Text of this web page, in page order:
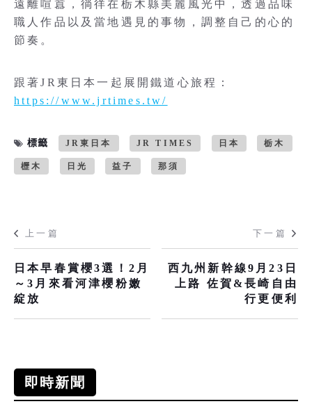
遠離喧囂，徜徉在栃木縣美麗風光中，透過品味
職人作品以及當地遇見的事物，調整自己的心的
節奏。
跟著JR東日本一起展開鐵道心旅程：
https://www.jrtimes.tw/
標籤 JR東日本 JR TIMES 日本 栃木
櫪木 日光 益子 那須
上一篇
日本早春賞櫻3選！2月
～3月來看河津櫻粉嫩
綻放
下一篇
西九州新幹線9月23日
上路 佐賀&長崎自由
行更便利
即時新聞